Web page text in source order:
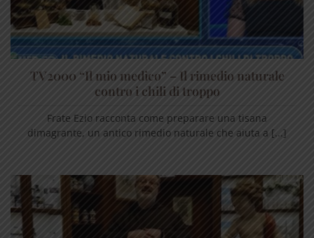
TV2000 “Il mio medico” – Il rimedio naturale
contro i chili di troppo
Frate Ezio racconta come preparare una tisana
dimagrante, un antico rimedio naturale che aiuta a [...]